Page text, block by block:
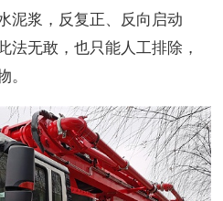
泥浆，反复正、反向启动
法无敢，也只能人工排除，
。